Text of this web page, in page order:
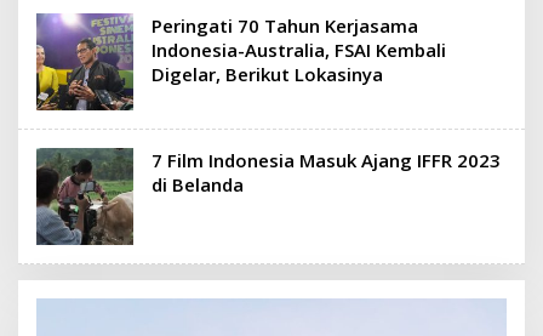
Peringati 70 Tahun Kerjasama
Indonesia-Australia, FSAI Kembali
Digelar, Berikut Lokasinya
7 Film Indonesia Masuk Ajang IFFR 2023
di Belanda